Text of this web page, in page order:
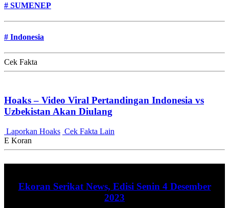
# SUMENEP
# Indonesia
Cek Fakta
Hoaks – Video Viral Pertandingan Indonesia vs
Uzbekistan Akan Diulang
Laporkan Hoaks Cek Fakta Lain
E Koran
Ekoran Serikat News, Edisi Senin 4 Desember
2023